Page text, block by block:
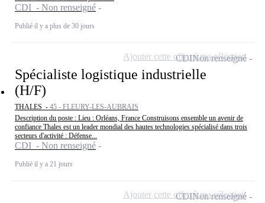
CDI - Non renseigné
Publié il y a plus de 30 jours
Spécialiste logistique industrielle
(H/F)
THALES - 45 - FLEURY-LES-AUBRAIS
Description du poste : Lieu : Orléans, France Construisons ensemble un avenir de
confiance Thales est un leader mondial des hautes technologies spécialisé dans trois
secteurs d'activité : Défense...
CDI - Non renseigné
Publié il y a 21 jours
CDINon renseigné
Ajouter cette offre à ma sélection
CDINon renseigné
Ajouter cette offre à ma sélection